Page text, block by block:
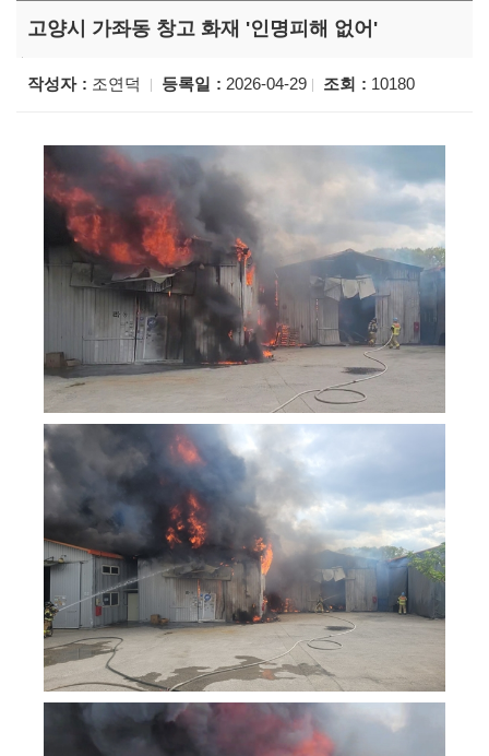
고양시 가좌동 창고 화재 '인명피해 없어'
작성자 조연덕 등록일 2026-04-29 조회 10180